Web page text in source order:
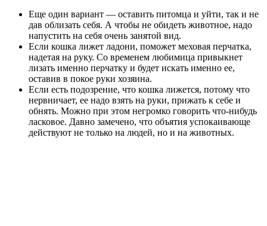
Еще один вариант — оставить питомца и уйти, так и не
дав облизать себя. А чтобы не обидеть животное, надо
напустить на себя очень занятой вид.
Если кошка лижет ладони, поможет меховая перчатка,
надетая на руку. Со временем любимица привыкнет
лизать именно перчатку и будет искать именно ее,
оставив в покое руки хозяина.
Если есть подозрение, что кошка лижется, потому что
нервничает, ее надо взять на руки, прижать к себе и
обнять. Можно при этом негромко говорить что-нибудь
ласковое. Давно замечено, что объятия успокаивающе
действуют не только на людей, но и на животных.